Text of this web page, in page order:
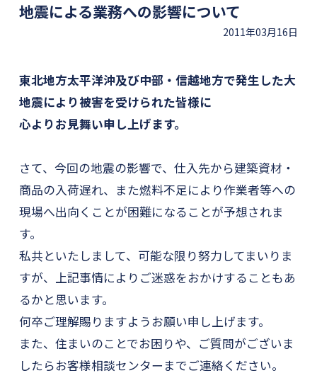
地震による業務への影響について
2011年03月16日
東北地方太平洋沖及び中部・信越地方で発生した大
地震により被害を受けられた皆様に
心よりお見舞い申し上げます。
さて、今回の地震の影響で、仕入先から建築資材・
商品の入荷遅れ、また燃料不足により作業者等への
現場へ出向くことが困難になることが予想されま
す。
私共といたしまして、可能な限り努力してまいりま
すが、上記事情によりご迷惑をおかけすることもあ
るかと思います。
何卒ご理解賜りますようお願い申し上げます。
また、住まいのことでお困りや、ご質問がございま
したらお客様相談センターまでご連絡ください。